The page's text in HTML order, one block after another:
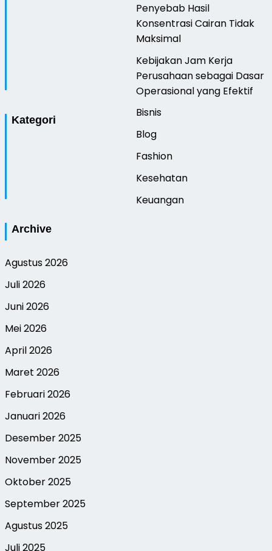
Penyebab Hasil
Konsentrasi Cairan Tidak
Maksimal
Kebijakan Jam Kerja
Perusahaan sebagai Dasar
Operasional yang Efektif
Kategori
Bisnis
Blog
Fashion
Kesehatan
Keuangan
Archive
Agustus 2026
Juli 2026
Juni 2026
Mei 2026
April 2026
Maret 2026
Februari 2026
Januari 2026
Desember 2025
November 2025
Oktober 2025
September 2025
Agustus 2025
Juli 2025